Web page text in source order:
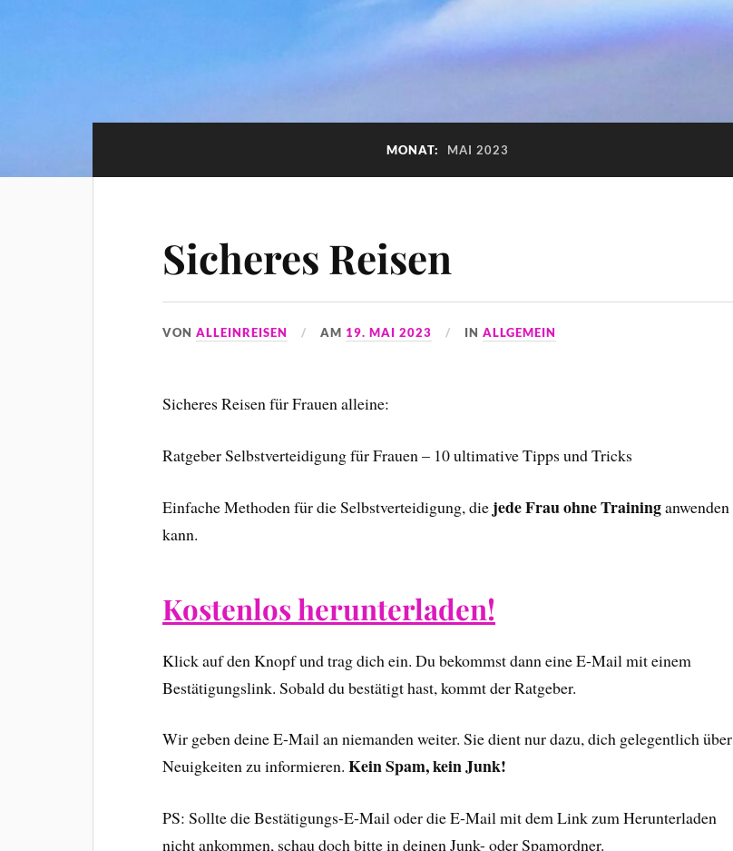
MONAT: MAI 2023
Sicheres Reisen
VONALLEINREISEN AM 19. MAI 2023 INALLGEMEIN
Sicheres Reisen für Frauen alleine:
Ratgeber Selbstverteidigung für Frauen – 10 ultimative Tipps und Tricks
Einfache Methoden für die Selbstverteidigung, die jede Frau ohne Traininganwenden
kann.
Kostenlos herunterladen!
Klick auf den Knopf und trag dich ein. Du bekommst dann eine E-Mail mit einem
Bestätigungslink. Sobald du bestätigt hast, kommt der Ratgeber.
Wir geben deine E-Mail an niemanden weiter. Sie dient nur dazu, dich gelegentlich über
Neuigkeiten zu informieren.Kein Spam, kein Junk!
PS: Sollte die Bestätigungs-E-Mail oder die E-Mail mit dem Link zum Herunterladen
nicht ankommen, schau doch bitte in deinen Junk- oder Spamordner.